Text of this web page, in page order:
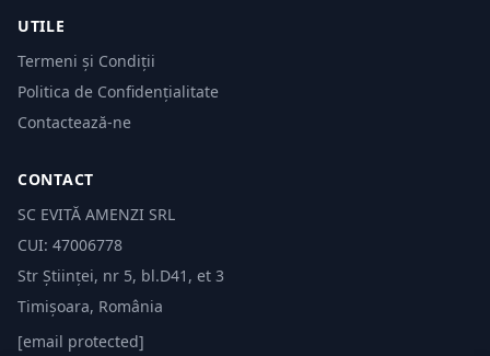
UTILE
Termeni și Condiții
Politica de Confidențialitate
Contactează-ne
CONTACT
SC EVITĂ AMENZI SRL
CUI: 47006778
Str Științei, nr 5, bl.D41, et 3
Timișoara, România
[email protected]